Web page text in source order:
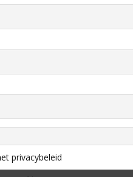
privacybeleid